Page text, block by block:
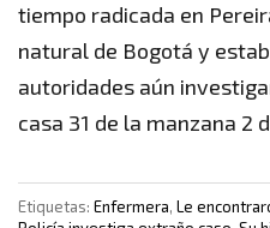
tiempo radicada en
natural de Bogotá y
autoridades aún
casa 31 de la manzana 2
Etiquetas: Enfermera, Le